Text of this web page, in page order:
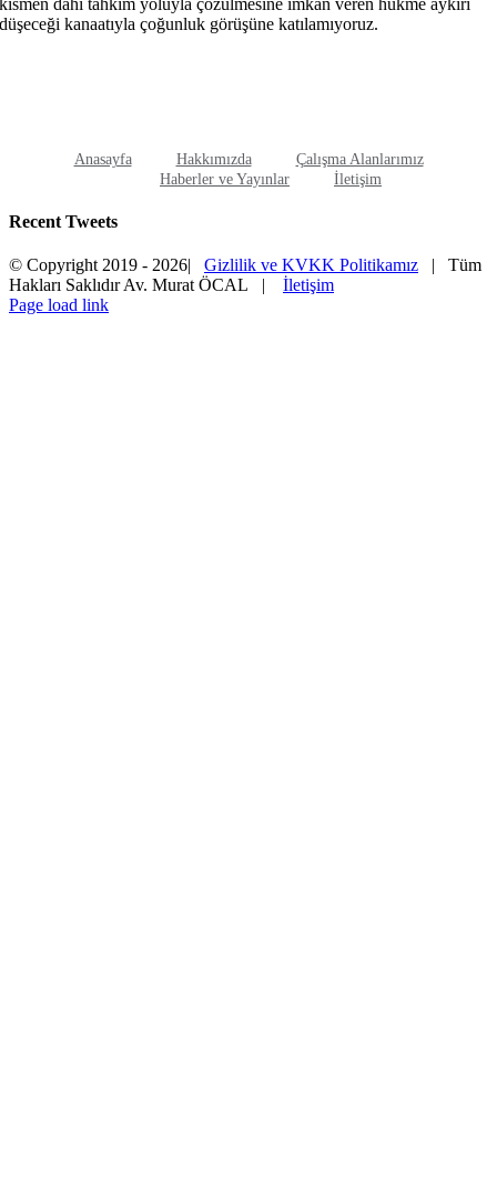
düşeceği kanaatıyla çoğunluk görüşüne katılamıyoruz.
Anasayfa Hakkımızda
Çalışma Alanlarımız
Haberler ve Yayınlar
İletişim
Recent Tweets
© Copyright 2019 - 2026| Gizlilik ve KVKK Politikamız | Tüm
Hakları Saklıdır Av. Murat ÖCAL | İletişim
Page load link